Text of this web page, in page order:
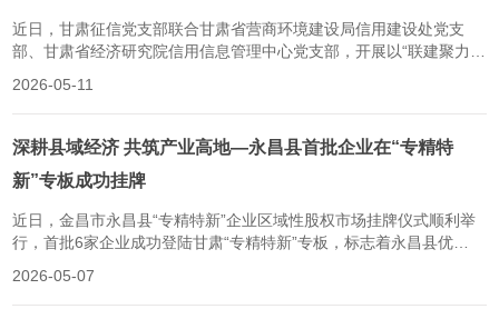
近日，甘肃征信党支部联合甘肃省营商环境建设局信用建设处党支
部、甘肃省经济研究院信用信息管理中心党支部，开展以“联建聚力开
信易贷・陇信通”平台高质量发展动能，助力全省营商环境优化。活动
现场，甘肃省经济研究院党委委员、副院长邓育洲领誓，全体党员重
温入党誓词；甘肃省营商环...
2026-05-11
深耕县域经济 共筑产业高地—永昌县首批企业在“专精特
新”专板成功挂牌
近日，金昌市永昌县“专精特新”企业区域性股权市场挂牌仪式顺利举
行，首批6家企业成功登陆甘肃“专精特新”专板，标志着永昌县优
龙、甘肃股权交易中心负责人出席仪式并致辞。中国人民银行金昌市
分行副行长陈海燕，县委副书记、河西堡镇党委书记、永昌工业园区
2026-05-07